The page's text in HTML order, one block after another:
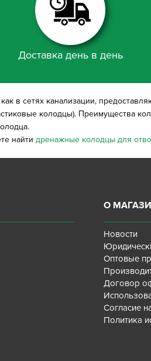
Доставка день в день
в сетях канализации,
колодцы). Преимущества
найтидренажные колодцы для
О
Новости
Оптовые
Договор
Согласие
Политика